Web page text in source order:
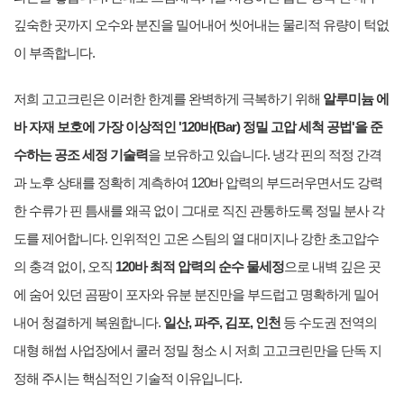
깊숙한 곳까지 오수와 분진을 밀어내어 씻어내는 물리적 유량이 턱없
이 부족합니다.
저희 고고크린은 이러한 한계를 완벽하게 극복하기 위해 알루미늄 에
바 자재 보호에 가장 이상적인 '120바(Bar) 정밀 고압 세척 공법'을 준
수하는 공조 세정 기술력을 보유하고 있습니다. 냉각 핀의 적정 간격
과 노후 상태를 정확히 계측하여 120바 압력의 부드러우면서도 강력
한 수류가 핀 틈새를 왜곡 없이 그대로 직진 관통하도록 정밀 분사 각
도를 제어합니다. 인위적인 고온 스팀의 열 대미지나 강한 초고압수
의 충격 없이, 오직 120바 최적 압력의 순수 물세정으로 내벽 깊은 곳
에 숨어 있던 곰팡이 포자와 유분 분진만을 부드럽고 명확하게 밀어
내어 청결하게 복원합니다. 일산, 파주, 김포, 인천 등 수도권 전역의
대형 해썹 사업장에서 쿨러 정밀 청소 시 저희 고고크린만을 단독 지
정해 주시는 핵심적인 기술적 이유입니다.